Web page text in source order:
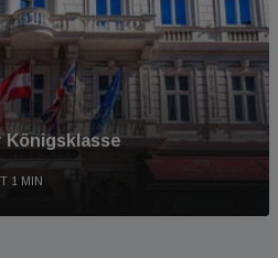
Königsklasse
1 MIN